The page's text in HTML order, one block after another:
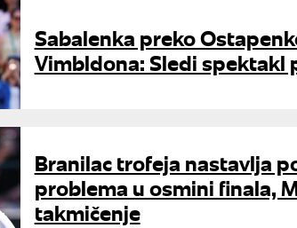
Sabalenka preko
Vimbldona: Sledi spektakl
Branilac trofeja nastavlja
problema u osmini finala,
takmičenje